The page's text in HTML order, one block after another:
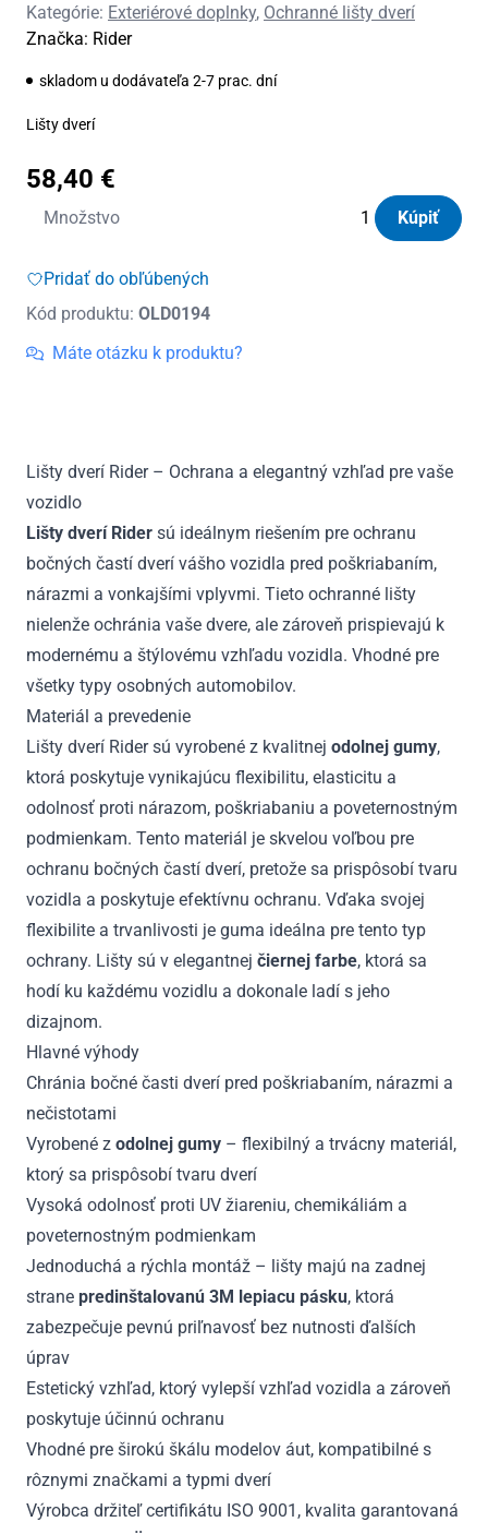
Kategórie: Exteriérové doplnky, Ochranné lišty dverí
Značka: Rider
skladom u dodávateľa 2-7 prac. dní
Lišty dverí
58,40 €
Množstvo
množstvo
dverí
Suzuki
Splash
Kúpiť
Pridať do obľúbených
Kód produktu: OLD0194
Máte otázku k produktu?
Lišty dverí Rider – Ochrana a elegantný vzhľad pre vaše
vozidlo
Lišty dverí Rider sú ideálnym riešením pre ochranu
bočných častí dverí vášho vozidla pred poškriabaním,
nárazmi a vonkajšími vplyvmi. Tieto ochranné lišty
nielenže ochránia vaše dvere, ale zároveň prispievajú k
modernému a štýlovému vzhľadu vozidla. Vhodné pre
všetky typy osobných automobilov.
Materiál a prevedenie
Lišty dverí Rider sú vyrobené z kvalitnej odolnej gumy,
ktorá poskytuje vynikajúcu flexibilitu, elasticitu a
odolnosť proti nárazom, poškriabaniu a poveternostným
podmienkam. Tento materiál je skvelou voľbou pre
ochranu bočných častí dverí, pretože sa prispôsobí tvaru
vozidla a poskytuje efektívnu ochranu. Vďaka svojej
flexibilite a trvanlivosti je guma ideálna pre tento typ
ochrany. Lišty sú v elegantnej čiernej farbe, ktorá sa
hodí ku každému vozidlu a dokonale ladí s jeho
dizajnom.
Hlavné výhody
Chránia bočné časti dverí pred poškriabaním, nárazmi a
nečistotami
Vyrobené z odolnej gumy – flexibilný a trvácny materiál,
ktorý sa prispôsobí tvaru dverí
Vysoká odolnosť proti UV žiareniu, chemikáliám a
poveternostným podmienkam
Jednoduchá a rýchla montáž – lišty majú na zadnej
strane predinštalovanú 3M lepiacu pásku, ktorá
zabezpečuje pevnú priľnavosť bez nutnosti ďalších
úprav
Estetický vzhľad, ktorý vylepší vzhľad vozidla a zároveň
poskytuje účinnú ochranu
Vhodné pre širokú škálu modelov áut, kompatibilné s
rôznymi značkami a typmi dverí
Výrobca držiteľ certifikátu ISO 9001, kvalita garantovaná